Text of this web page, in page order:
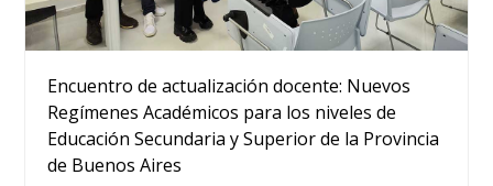
Encuentro de actualización docente: Nuevos
Regímenes Académicos para los niveles de
Educación Secundaria y Superior de la Provincia
de Buenos Aires